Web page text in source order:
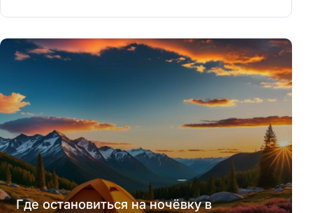
Где остановиться на ночёвку в